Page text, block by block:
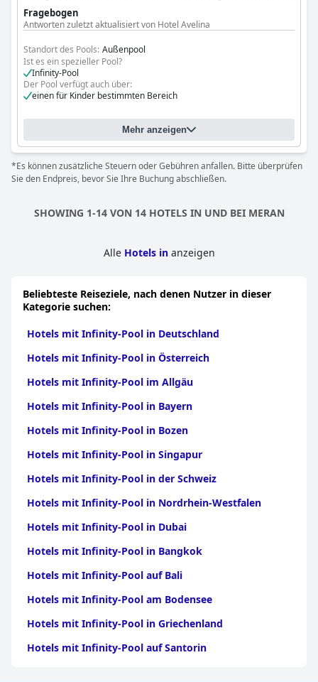
bietet ein breites und ansprechendes Panoramaerlebnis.
Fragebogen
Antworten zuletzt aktualisiert von Hotel Avelina
Standort des Pools: Außenpool
Ist es ein spezieller Pool?
Infinity-Pool
Der Pool verfügt auch über:
einen für Kinder bestimmten Bereich
Mehr anzeigen
*Es können zusätzliche Steuern oder Gebühren anfallen. Bitte überprüfen
Sie den Endpreis, bevor Sie Ihre Buchung abschließen.
SHOWING 1-14 VON 14 HOTELS IN UND BEI MERAN
Alle Hotels in anzeigen
Beliebteste Reiseziele, nach denen Nutzer in dieser
Kategorie suchen:
Hotels mit Infinity-Pool in Deutschland
Hotels mit Infinity-Pool in Österreich
Hotels mit Infinity-Pool im Allgäu
Hotels mit Infinity-Pool in Bayern
Hotels mit Infinity-Pool in Bozen
Hotels mit Infinity-Pool in Singapur
Hotels mit Infinity-Pool in der Schweiz
Hotels mit Infinity-Pool in Nordrhein-Westfalen
Hotels mit Infinity-Pool in Dubai
Hotels mit Infinity-Pool in Bangkok
Hotels mit Infinity-Pool auf Bali
Hotels mit Infinity-Pool am Bodensee
Hotels mit Infinity-Pool in Griechenland
Hotels mit Infinity-Pool auf Santorin